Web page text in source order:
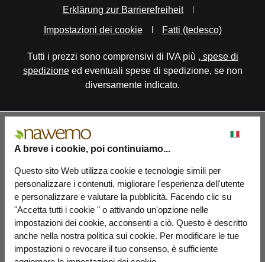
A breve i cookie, poi continuiamo...
Questo sito Web utilizza cookie e tecnologie simili per
personalizzare i contenuti, migliorare l'esperienza dell'utente
e personalizzare e valutare la pubblicità. Facendo clic su
"Accetta tutti i cookie " o attivando un'opzione nelle
impostazioni dei cookie, acconsenti a ciò. Questo è descritto
anche nella nostra politica sui cookie. Per modificare le tue
impostazioni o revocare il tuo consenso, è sufficiente
Erklärung zur Barrierefreiheit
Impostazioni dei cookie
Fatti (tedesco)
Tutti i prezzi sono comprensivi di IVA più , spese di
spedizioneed eventuali spese di spedizione, se non
diversamente indicato.